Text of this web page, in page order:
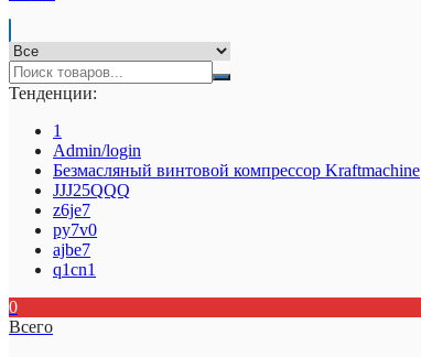
Тенденции:
1
Admin/login
Безмасляный винтовой компрессор Kraftmaсhine
JJJ25QQQ
z6je7
py7v0
ajbe7
q1cn1
0
Всего